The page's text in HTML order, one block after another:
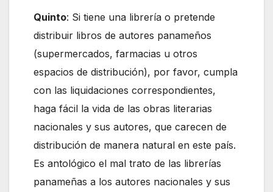
Quinto: Si tiene una librería o pretende
distribuir libros de autores panameños
(supermercados, farmacias u otros
espacios de distribución), por favor, cumpla
con las liquidaciones correspondientes,
haga fácil la vida de las obras literarias
nacionales y sus autores, que carecen de
distribución de manera natural en este país.
Es antológico el mal trato de las librerías
panameñas a los autores nacionales y sus